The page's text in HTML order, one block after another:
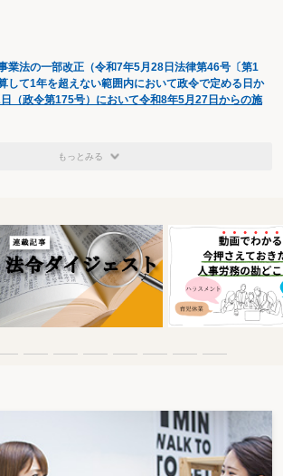
業法の一部改正（令和7年5月28日法律第46号〔第1
て1年を超えない範囲内において政令で定める日か
（政令第175号）において令和8年5月27日からの施
もっとみる